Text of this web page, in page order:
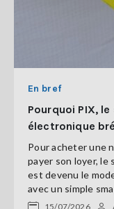
En bref
Pourquoi PIX,
électronique
Pour acheter une
payer son loyer,
est devenu le
avec un simple
15/07/2026